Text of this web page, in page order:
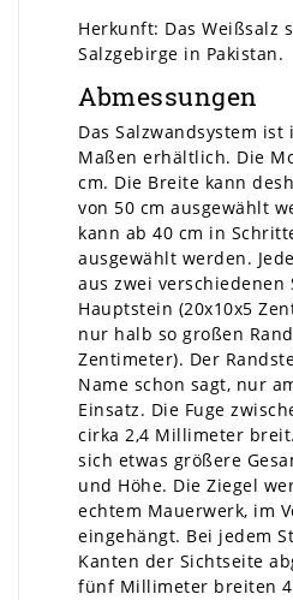
Herkunft: Das Weißsalz
Salzgebirge in Pakistan.
Abmessungen
Das Salzwandsystem
Maßen erhältlich. Die
cm. Die Breite kann
von 50 cm ausgewählt
kann ab 40 cm in
ausgewählt werden.
aus zwei verschiedenen
Hauptstein (20x10x5
nur halb so großen
Zentimeter). Der
Name schon sagt, nur
Einsatz. Die Fuge
cirka 2,4 Millimeter
sich etwas größere
und Höhe. Die Ziegel
echtem Mauerwerk, im
eingehängt. Bei jedem
Kanten der Sichtseite
fünf Millimeter breiten